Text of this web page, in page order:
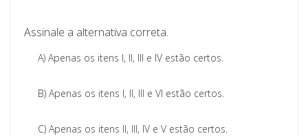
Assinale a alternativa correta.
A) Apenas os itens I, II, III e IV estão certos.
B) Apenas os itens I, II, III e VI estão certos.
C) Apenas os itens II, III, IV e V estão certos.